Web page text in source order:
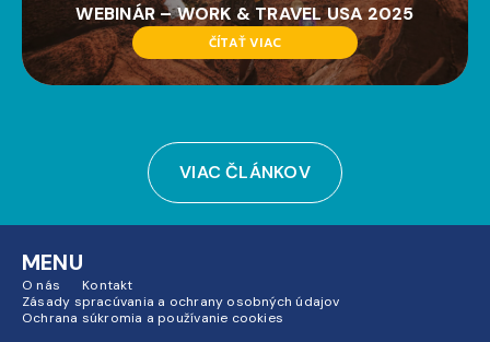
WEBINÁR – WORK & TRAVEL USA 2025
ČÍTAŤ VIAC
VIAC ČLÁNKOV
MENU
O nás
Kontakt
Zásady spracúvania a ochrany osobných údajov
Ochrana súkromia a používanie cookies